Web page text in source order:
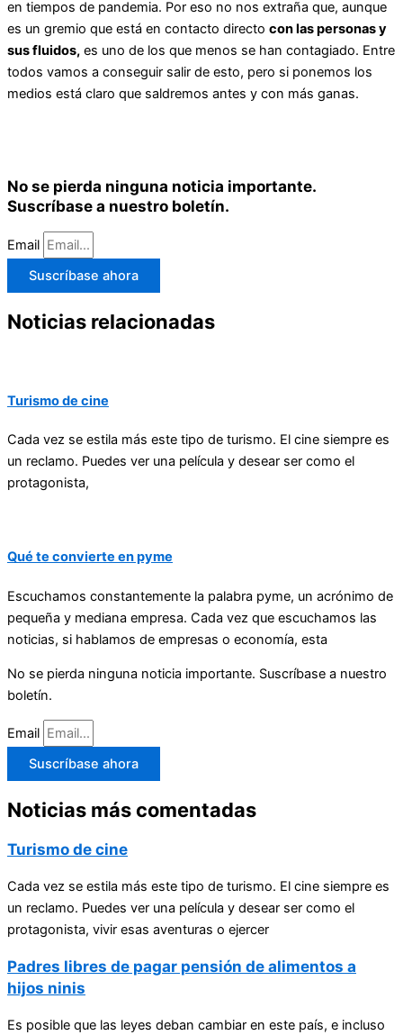
en tiempos de pandemia. Por eso no nos extraña que, aunque
es un gremio que está en contacto directo con las personas y
sus fluidos, es uno de los que menos se han contagiado. Entre
todos vamos a conseguir salir de esto, pero si ponemos los
medios está claro que saldremos antes y con más ganas.
No se pierda ninguna noticia importante.
Suscríbase a nuestro boletín.
Email
Suscríbase ahora
Noticias relacionadas
Turismo de cine
Cada vez se estila más este tipo de turismo. El cine siempre es
un reclamo. Puedes ver una película y desear ser como el
protagonista,
Qué te convierte en pyme
Escuchamos constantemente la palabra pyme, un acrónimo de
pequeña y mediana empresa. Cada vez que escuchamos las
noticias, si hablamos de empresas o economía, esta
No se pierda ninguna noticia importante. Suscríbase a nuestro
boletín.
Email
Suscríbase ahora
Noticias más comentadas
Turismo de cine
Cada vez se estila más este tipo de turismo. El cine siempre es
un reclamo. Puedes ver una película y desear ser como el
protagonista, vivir esas aventuras o ejercer
Padres libres de pagar pensión de alimentos a
hijos ninis
Es posible que las leyes deban cambiar en este país, e incluso